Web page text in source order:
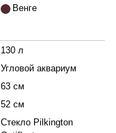
Венге
130 л
Угловой аквариум
63 см
52 см
Стекло Pilkington